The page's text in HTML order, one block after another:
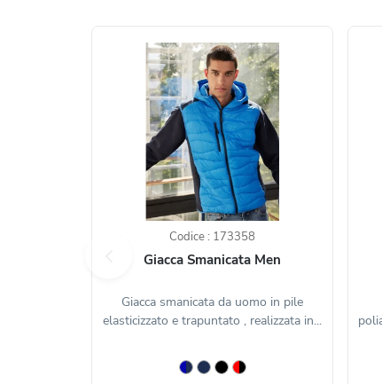
Codice : 173358
Giacca Smanicata Men
Giacca smanicata da uomo in pile
elasticizzato e trapuntato , realizzata in...